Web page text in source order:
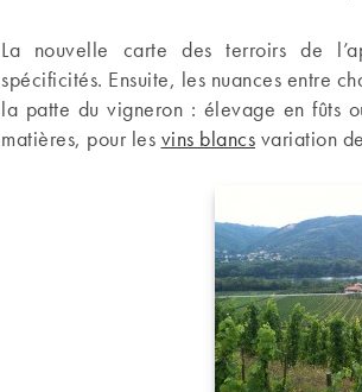
La nouvelle carte des terroirs de
spécificités. Ensuite, les nuances entre
la patte du vigneron : élevage en fûts
matières, pour les vins blancs variation